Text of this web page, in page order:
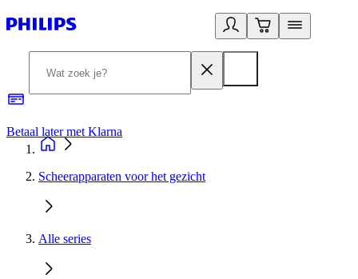
Betaal later met Klarna
Scheerapparaten voor het gezicht
Alle series